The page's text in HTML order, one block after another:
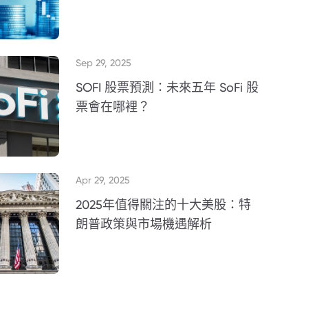
Sep 29, 2025
SOFI 股票預測：未來五年 SoFi 股
票會在哪裡？
Apr 29, 2025
2025年值得關注的十大美股：特
朗普政策與市場機遇解析